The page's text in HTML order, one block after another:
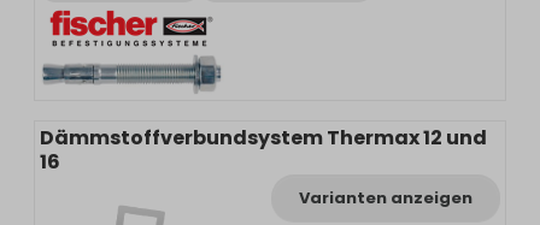
Dämmstoffverbundsystem Thermax 12 und
16
Varianten anzeigen